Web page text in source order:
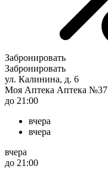
Забронировать
Забронировать
ул. Калинина, д. 6
Моя Аптека Аптека №37
до 21:00
вчера
вчера
вчера
до 21:00